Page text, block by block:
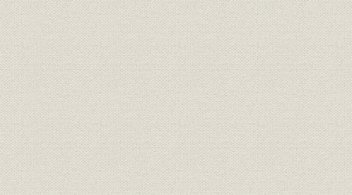
1. コンピューター移行時代の営業
2. 社内外の教育とカストマーの研究活動
3. システムズ・エンジニア(SE)の誕生
4. コンピューター時代の保守活動
第6節 コンピューターの国産開始
1. 千鳥町工場の建設